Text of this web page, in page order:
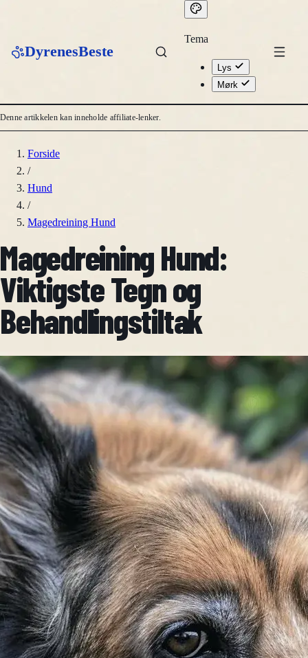
DyrenesBeste
Tema
Lys
Mørk
Denne artikkelen kan inneholde affiliate-lenker.
Forside
/
Hund
/
Magedreining Hund
Magedreining Hund:
Viktigste Tegn og
Behandlingstiltak